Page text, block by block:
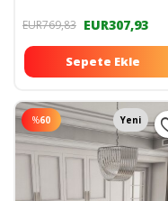
EUR769,83 EUR307,93
Sepete Ekle
%60 Yeni